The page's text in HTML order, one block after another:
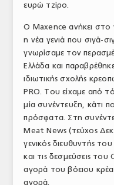
ευρώ τζίρο.
Ο Maxence ανήκει στο
η νέα γενιά που σιγά-
γνωρίσαμε τον
Ελλάδα και
ιδιωτικής σχολής
PRO. Του είχαμε από
μία συνέντευξη, κάτι
πρόσφατα. Στη
Meat News (τεύχος
γενικός διευθυντής του
και τις δεσμεύσεις του
αγορά του βόειου
αγορά.